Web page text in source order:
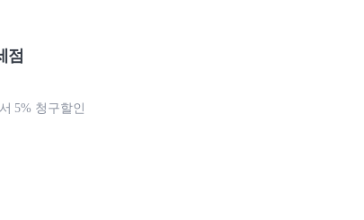
점
5% 청구할인